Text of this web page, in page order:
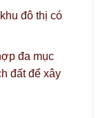
đô thị có
đa mục
đất để xây